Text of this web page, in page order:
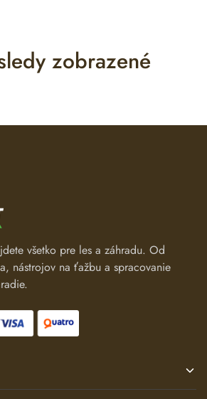
zobrazené
všetko pre les a záhradu. Od
nástrojov na ťažbu a spracovanie